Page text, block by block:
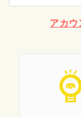
アカウ